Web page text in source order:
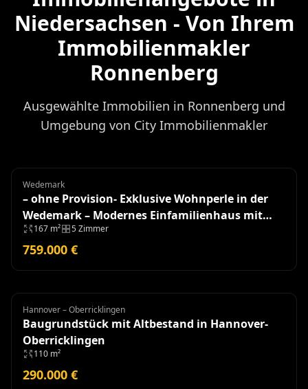
Niedersachsen - Von Ihrem
Immobilienmakler
Ronnenberg
Ausgewählte Immobilien in Ronnenberg und
Umgebung von City Immobilienmakler
Einfamilienhaus
Wedemark
– ohne Provision- Exklusive Wohnperle in der
Wedemark – Modernes Einfamilienhaus mit
hochwertiger Ausstattung
167 m² 5 Zimmer
759.000 €
Grundstück
Hannover – Oberricklingen
Baugrundstück mit Altbestand in Hannover-
Oberricklingen
110 m²
290.000 €